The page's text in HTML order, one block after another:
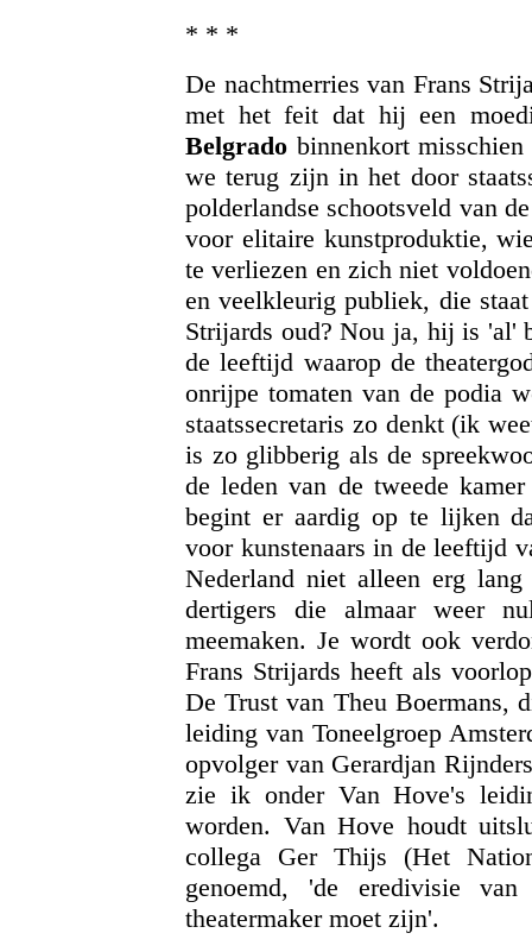
* * *
De nachtmerries van Frans
met het feit dat hij een
Belgrado binnenkort
we terug zijn in het door
polderlandse schootsveld van
voor elitaire kunstproduktie,
te verliezen en zich niet
en veelkleurig publiek, die
Strijards oud? Nou ja, hij is 'al'
de leeftijd waarop de
onrijpe tomaten van de podia
staatssecretaris zo denkt (ik
is zo glibberig als de
de leden van de tweede
begint er aardig op te lijken
voor kunstenaars in de leeftijd
Nederland niet alleen erg
dertigers die almaar weer
meemaken. Je wordt ook
Frans Strijards heeft als
De Trust van Theu Boermans,
leiding van Toneelgroep
opvolger van Gerardjan
zie ik onder Van Hove's
worden. Van Hove houdt
collega Ger Thijs (Het
genoemd, 'de eredivisie
theatermaker moet zijn'.